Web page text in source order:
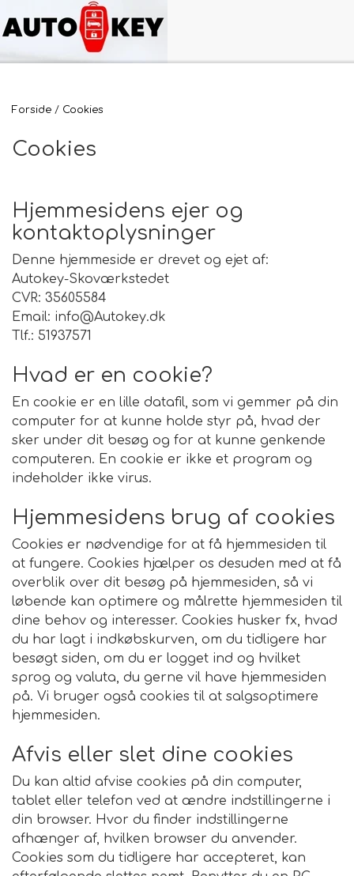
Forside Cookies
Cookies
Hjemmesidens ejer og
kontaktoplysninger
Denne hjemmeside er drevet og ejet af:
Autokey-Skoværkstedet
CVR: 35605584
Email: info@Autokey.dk
Tlf.: 51937571
Hvad er en cookie?
En cookie er en lille datafil, som vi gemmer på din
computer for at kunne holde styr på, hvad der
sker under dit besøg og for at kunne genkende
computeren. En cookie er ikke et program og
indeholder ikke virus.
Hjemmesidens brug af cookies
Cookies er nødvendige for at få hjemmesiden til
at fungere. Cookies hjælper os desuden med at få
overblik over dit besøg på hjemmesiden, så vi
løbende kan optimere og målrette hjemmesiden til
dine behov og interesser. Cookies husker fx, hvad
du har lagt i indkøbskurven, om du tidligere har
besøgt siden, om du er logget ind og hvilket
sprog og valuta, du gerne vil have hjemmesiden
på. Vi bruger også cookies til at salgsoptimere
hjemmesiden.
Afvis eller slet dine cookies
Du kan altid afvise cookies på din computer,
tablet eller telefon ved at ændre indstillingerne i
din browser. Hvor du finder indstillingerne
afhænger af, hvilken browser du anvender.
Cookies som du tidligere har accepteret, kan